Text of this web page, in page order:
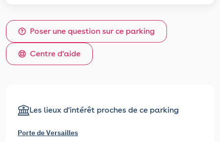
Poser une question sur ce parking
Centre d'aide
Les lieux d'intérêt proches de ce parking
Porte de Versailles